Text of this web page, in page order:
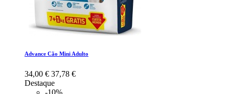
Advance Cão Mini Adulto
34,00 € 37,78 €
Destaque
-10%